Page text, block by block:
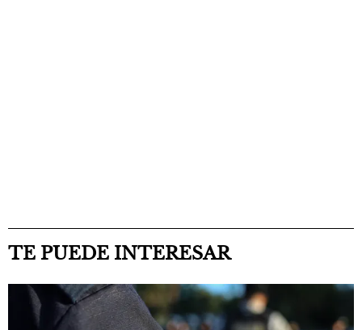
TE PUEDE INTERESAR